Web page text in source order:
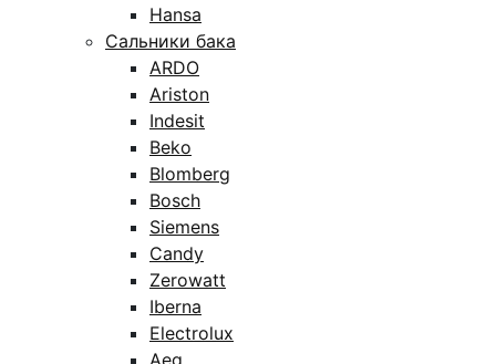
Hansa
Сальники бака
ARDO
Ariston
Indesit
Beko
Blomberg
Bosch
Siemens
Candy
Zerowatt
Iberna
Electrolux
Aeg